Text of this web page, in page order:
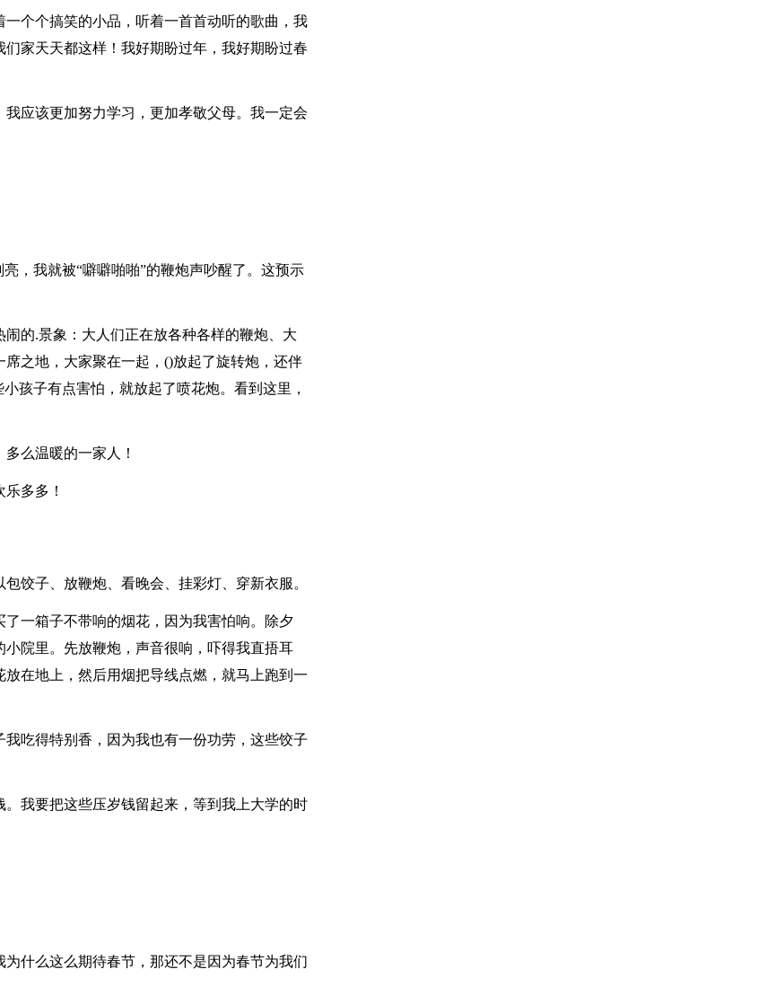
个个搞笑的小品，听着一首首动听的歌曲，我
家天天都这样！我好期盼过年，我好期盼过春
应该更加努力学习，更加孝敬父母。我一定会
，我就被“噼噼啪啪”的鞭炮声吵醒了。这预示
的.景象：大人们正在放各种各样的鞭炮、大
之地，大家聚在一起，()放起了旋转炮，还伴
孩子有点害怕，就放起了喷花炮。看到这里，
么温暖的一家人！
多多！
饺子、放鞭炮、看晚会、挂彩灯、穿新衣服。
一箱子不带响的烟花，因为我害怕响。除夕
院里。先放鞭炮，声音很响，吓得我直捂耳
在地上，然后用烟把导线点燃，就马上跑到一
吃得特别香，因为我也有一份功劳，这些饺子
我要把这些压岁钱留起来，等到我上大学的时
什么这么期待春节，那还不是因为春节为我们